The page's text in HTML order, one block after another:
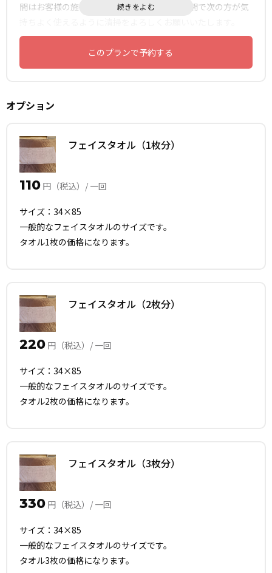
間はお客様の施術に、その後のプレゼント時間で次の方が気
このプランで予約する
オプション
フェイスタオル（1枚分）
110 円（税込）/ 一回
サイズ：34×85
一般的なフェイスタオルのサイズです。
タオル1枚の価格になります。
フェイスタオル（2枚分）
220 円（税込）/ 一回
サイズ：34×85
一般的なフェイスタオルのサイズです。
タオル2枚の価格になります。
フェイスタオル（3枚分）
330 円（税込）/ 一回
サイズ：34×85
一般的なフェイスタオルのサイズです。
タオル3枚の価格になります。